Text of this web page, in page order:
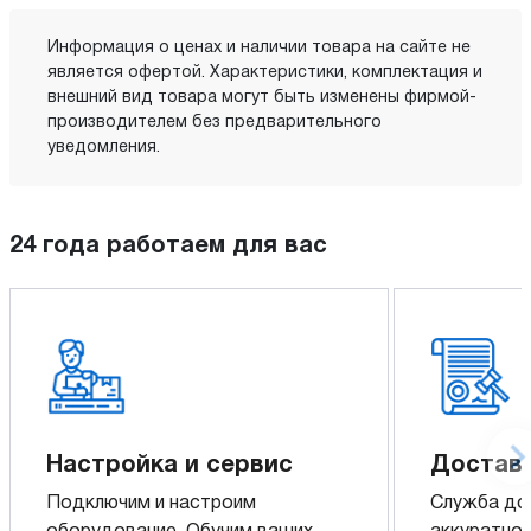
Информация о ценах и наличии товара на сайте не
является офертой. Характеристики, комплектация и
внешний вид товара могут быть изменены фирмой-
производителем без предварительного
уведомления.
24 года работаем для вас
Настройка и сервис
Подключим и настроим
Служба